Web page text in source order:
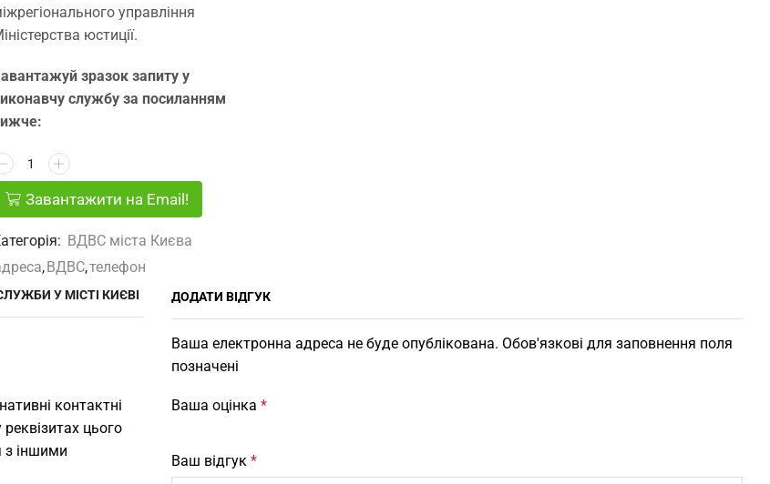
управління
юстиції.
зразок запиту у
службу за посиланням
Завантажити на Email!
ВДВС міста Києва
, ВДВС,телефон
У МІСТІ КИЄВІ
контактні
цього
з іншими
ДОДАТИ ВІДГУК
Ваша електронна адреса не буде опублікована. Обов'язкові для заповнення поля
позначені
Ваша оцінка *
Ваш відгук *